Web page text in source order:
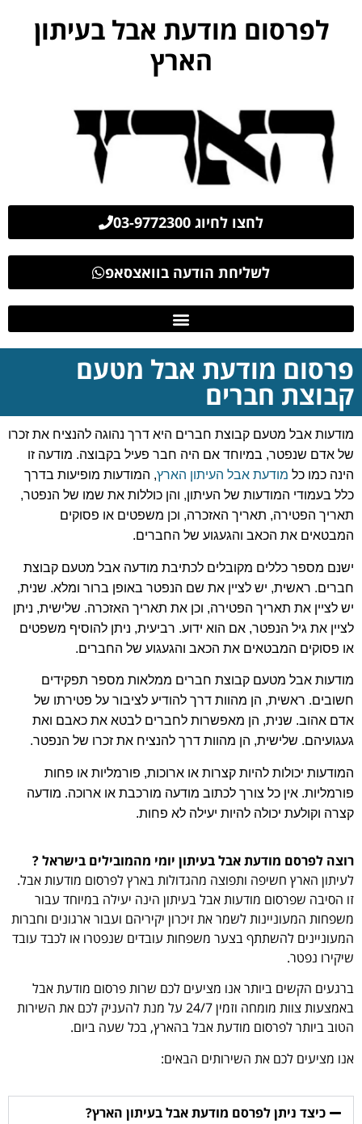
לפרסום מודעת אבל בעיתון
הארץ
לחצו לחיוג 03-9772300
לשליחת הודעה בוואצסאפ
פרסום מודעת אבל מטעם
קבוצת חברים
מודעות אבל מטעם קבוצת חברים היא דרך נהוגה להנציח את זכרו
של אדם שנפטר, במיוחד אם היה חבר פעיל בקבוצה. מודעה זו
הינה כמו כל מודעת אבל העיתון הארץ, המודעות מופיעות בדרך
כלל בעמודי המודעות של העיתון, והן כוללות את שמו של הנפטר,
תאריך הפטירה, תאריך האזכרה, וכן משפטים או פסוקים
המבטאים את הכאב והגעגוע של החברים.
ישנם מספר כללים מקובלים לכתיבת מודעה אבל מטעם קבוצת
חברים. ראשית, יש לציין את שם הנפטר באופן ברור ומלא. שנית,
יש לציין את תאריך הפטירה, וכן את תאריך האזכרה. שלישית, ניתן
לציין את גיל הנפטר, אם הוא ידוע. רביעית, ניתן להוסיף משפטים
או פסוקים המבטאים את הכאב והגעגוע של החברים.
מודעות אבל מטעם קבוצת חברים ממלאות מספר תפקידים
חשובים. ראשית, הן מהוות דרך להודיע לציבור על פטירתו של
אדם אהוב. שנית, הן מאפשרות לחברים לבטא את כאבם ואת
געגועיהם. שלישית, הן מהוות דרך להנציח את זכרו של הנפטר.
המודעות יכולות להיות קצרות או ארוכות, פורמליות או פחות
פורמליות. אין כל צורך לכתוב מודעה מורכבת או ארוכה. מודעה
קצרה וקולעת יכולה להיות יעילה לא פחות.
רוצה לפרסם מודעת אבל בעיתון יומי מהמובילים בישראל ?
לעיתון הארץ חשיפה ותפוצה מהגדולות בארץ לפרסום מודעות אבל.
זו הסיבה שפרסום מודעות אבל בעיתון הינה יעילה במיוחד עבור
משפחות המעוניינות לשמר את זיכרון יקיריהם ועבור ארגונים וחברות
המעוניינים להשתתף בצער משפחות עובדים שנפטרו או לכבד עובד
שיקירו נפטר.
ברגעים הקשים ביותר אנו מציעים לכם שרות פרסום מודעת אבל
באמצעות צוות מומחה וזמין 24/7 על מנת להעניק לכם את השירות
הטוב ביותר לפרסום מודעת אבל בהארץ, בכל שעה ביום.
אנו מציעים לכם את השירותים הבאים:
כיצד ניתן לפרסם מודעת אבל בעיתון הארץ?